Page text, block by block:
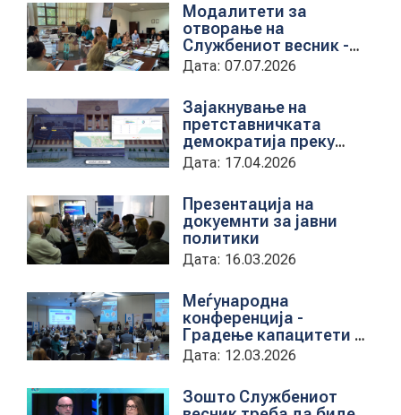
АКТУЕЛНИ ПОВИЦИ
АРХИВА
ИНИЦИЈАТИВИ
ПОДНЕСИ ИНИЦИЈАТИВА
ПОДДРЖИ ИНИЦИЈАТИВА
МУЛТИМЕДИЈА
ВИДЕО
Модалитети за
отворање на
Службениот весник -
Средба со
претставници на ЈП
службен весник
Дата: 07.07.2026
Зајакнување на
претставничката
демократија преку
дигитална алатка
kancelarii.sobranie.mk
Дата: 17.04.2026
Презентација на
докуемнти за јавни
политики
Дата: 16.03.2026
Меѓународна
конференција -
Градење капацитети на
институциите за обука
на државни
службеници
Дата: 12.03.2026
Зошто Службениот